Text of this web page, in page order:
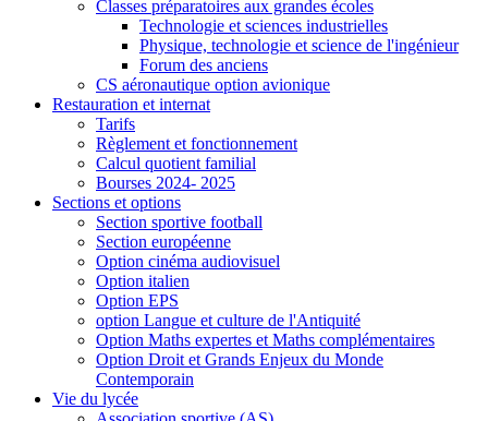
Classes préparatoires aux grandes écoles
Technologie et sciences industrielles
Physique, technologie et science de l'ingénieur
Forum des anciens
CS aéronautique option avionique
Restauration et internat
Tarifs
Règlement et fonctionnement
Calcul quotient familial
Bourses 2024- 2025
Sections et options
Section sportive football
Section européenne
Option cinéma audiovisuel
Option italien
Option EPS
option Langue et culture de l'Antiquité
Option Maths expertes et Maths complémentaires
Option Droit et Grands Enjeux du Monde
Contemporain
Vie du lycée